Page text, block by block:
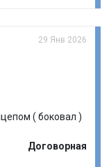
29 Янв 2026
( боковал )
Договорная